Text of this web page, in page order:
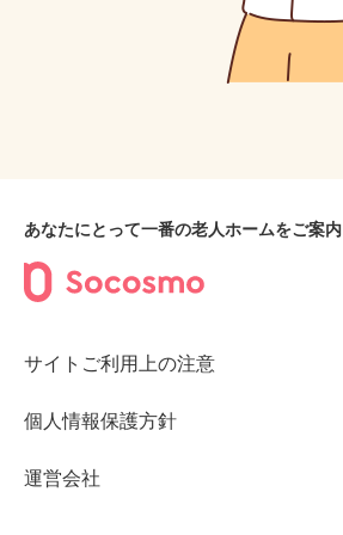
あなたにとって一番の老人ホームをご案内
サイトご利用上の注意
個人情報保護方針
運営会社